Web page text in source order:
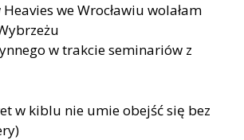
we Wrocławiu wolałam
w trakcie seminariów z
w kiblu nie umie obejść się bez